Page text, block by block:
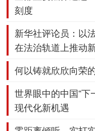
刻度
新华社评论员：以
在法治轨道上推动
何以铸就欣欣向荣
世界眼中的中国“
现代化新机遇